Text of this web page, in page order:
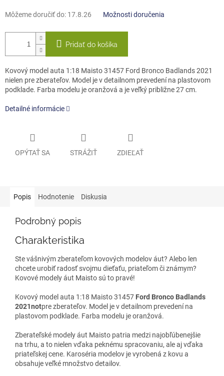
Môžeme doručiť do: 17.8.26 Možnosti doručenia
Pridať do košíka
Kovový model auta 1:18 Maisto 31457 Ford Bronco Badlands 2021
nielen pre zberateľov. Model je v detailnom prevedení na plastovom
podklade. Farba modelu je oranžová a je veľký približne 27 cm.
Detailné informácie
OPÝTAŤ SA STRÁŽIŤ ZDIEĽAŤ
Popis Hodnotenie Diskusia
Podrobný popis
Charakteristika
Ste vášnivým zberateľom kovových modelov áut? Alebo len
chcete urobiť radosť svojmu dieťaťu, priateľom či známym?
Kovové modely áut Maisto sú to pravé!
Kovový model auta 1:18 Maisto 31457 Ford Bronco Badlands
2021notpre zberateľov. Model je v detailnom prevedení na
plastovom podklade. Farba modelu je oranžová.
Zberateľské modely áut Maisto patria medzi najobľúbenejšie
na trhu, a to nielen vďaka peknému spracovaniu, ale aj vďaka
priateľskej cene. Karoséria modelov je vyrobená z kovu a
obsahuje veľké množstvo detailov.